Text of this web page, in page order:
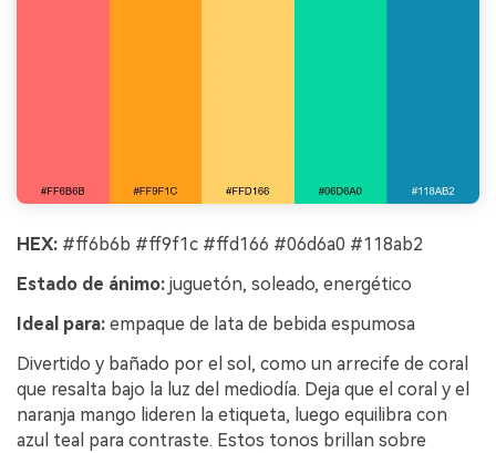
HEX: #ff6b6b #ff9f1c #ffd166 #06d6a0 #118ab2
Estado de ánimo: juguetón, soleado, energético
Ideal para: empaque de lata de bebida espumosa
Divertido y bañado por el sol, como un arrecife de coral
que resalta bajo la luz del mediodía. Deja que el coral y el
naranja mango lideren la etiqueta, luego equilibra con
azul teal para contraste. Estos tonos brillan sobre